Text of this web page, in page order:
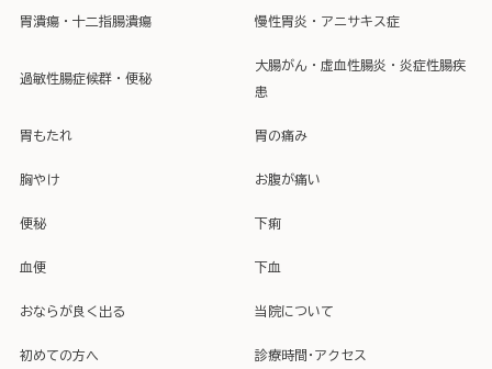
胃潰瘍・十二指腸潰瘍 慢性胃炎・アニサキス症
過敏性腸症候群・便秘
大腸がん・虚血性腸炎・炎症性腸疾
患
胃もたれ 胃の痛み
胸やけ お腹が痛い
便秘 下痢
血便 下血
おならが良く出る 当院について
初めての方へ 診療時間･アクセス